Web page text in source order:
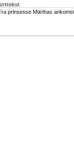
prinsesse Märthas